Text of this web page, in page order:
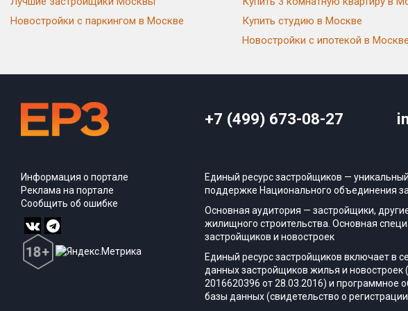
Новостройки с паркингом в Москве
Купить студию в Москве
Новостройки с ипотекой в Москве
+7 (499) 673-08-27
Информация о портале
Реклама на портале
Сообщить об ошибке
Единый ресурс застройщиков —
поддержке Национального объединения
Основная аудитория — застройщики,
жилищного строительства. Основная
застройщиков и новостроек
Единый ресурс застройщиков включает в
данных застройщиков жилья и новостроек
2016620396 от 28.03.2016) и программное
базы данных (свидетельство о